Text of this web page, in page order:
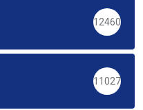
12460
11027